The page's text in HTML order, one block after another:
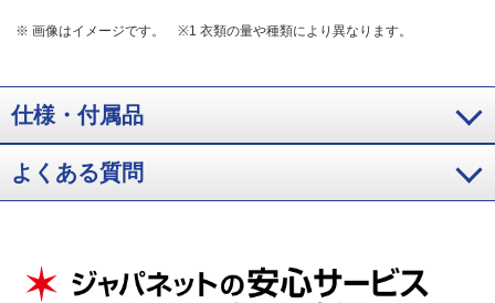
※ 画像はイメージです。 ※1 衣類の量や種類により異なります。
仕様・付属品
よくある質問